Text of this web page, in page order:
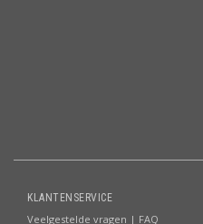
KLANTENSERVICE
Veelgestelde vragen | FAQ